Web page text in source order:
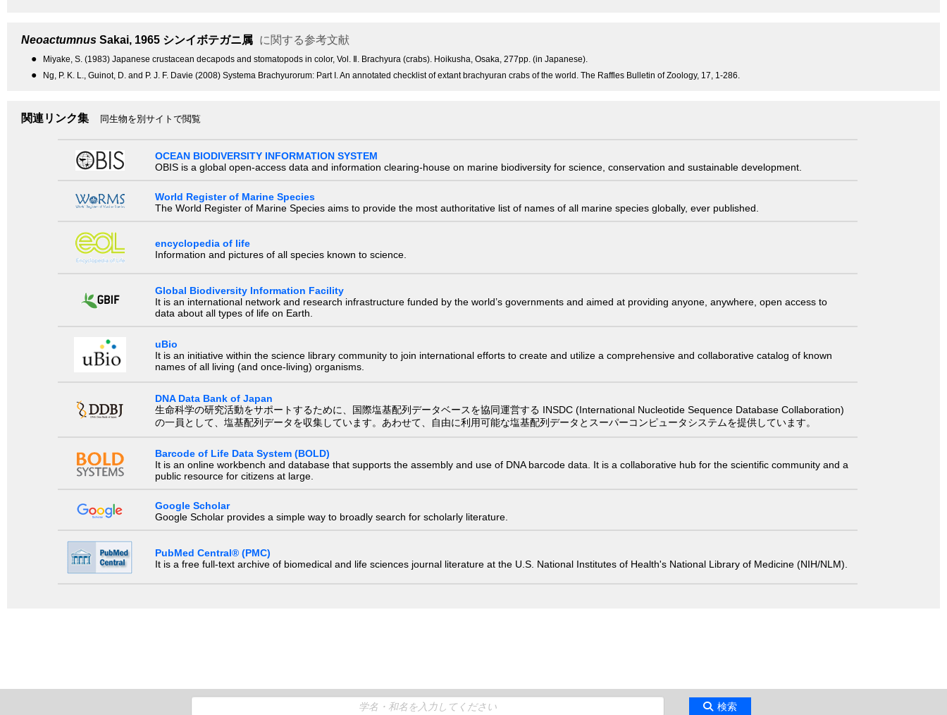
Neoactumnus Sakai, 1965 シンイボテガニ属 に関する参考文献
● Miyake, S. (1983) Japanese crustacean decapods and stomatopods in color, Vol. Ⅱ. Brachyura (crabs). Hoikusha, Osaka, 277pp. (in Japanese).
● Ng, P. K. L., Guinot, D. and P. J. F. Davie (2008) Systema Brachyurorum: Part I. An annotated checklist of extant brachyuran crabs of the world. The Raffles Bulletin of Zoology, 17, 1-286.
関連リンク集 同生物を別サイトで閲覧
OCEAN BIODIVERSITY INFORMATION SYSTEM
OBIS is a global open-access data and information clearing-house on marine biodiversity for science, conservation and sustainable development.
World Register of Marine Species
The World Register of Marine Species aims to provide the most authoritative list of names of all marine species globally, ever published.
encyclopedia of life
Information and pictures of all species known to science.
Global Biodiversity Information Facility
It is an international network and research infrastructure funded by the world’s governments and aimed at providing anyone, anywhere, open access to
data about all types of life on Earth.
uBio
It is an initiative within the science library community to join international efforts to create and utilize a comprehensive and collaborative catalog of known
names of all living (and once-living) organisms.
DNA Data Bank of Japan
生命科学の研究活動をサポートするために、国際塩基配列データベースを協同運営する INSDC (International Nucleotide Sequence Database Collaboration)
の一員として、塩基配列データを収集しています。あわせて、自由に利用可能な塩基配列データとスーパーコンピュータシステムを提供しています。
Barcode of Life Data System (BOLD)
It is an online workbench and database that supports the assembly and use of DNA barcode data. It is a collaborative hub for the scientific community and a
public resource for citizens at large.
Google Scholar
Google Scholar provides a simple way to broadly search for scholarly literature.
PubMed Central® (PMC)
It is a free full-text archive of biomedical and life sciences journal literature at the U.S. National Institutes of Health's National Library of Medicine (NIH/NLM).
検索